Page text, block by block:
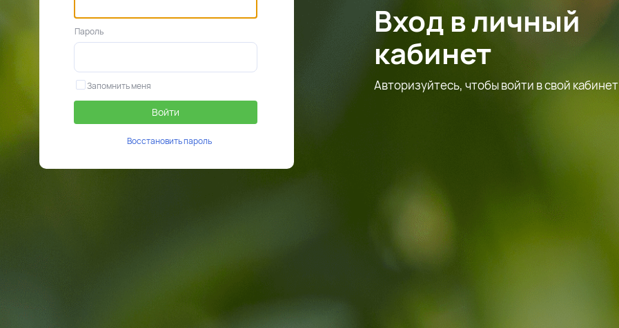
Вход в личный
кабинет
Авторизуйтесь, чтобы войти в свой кабинет
Пароль
Запомнить меня
Войти
Восстановить пароль